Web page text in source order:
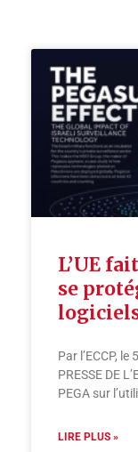
L’UE
se
Par l’ECCP,
PRESSE DE
PEGA sur
LIRE PLUS »